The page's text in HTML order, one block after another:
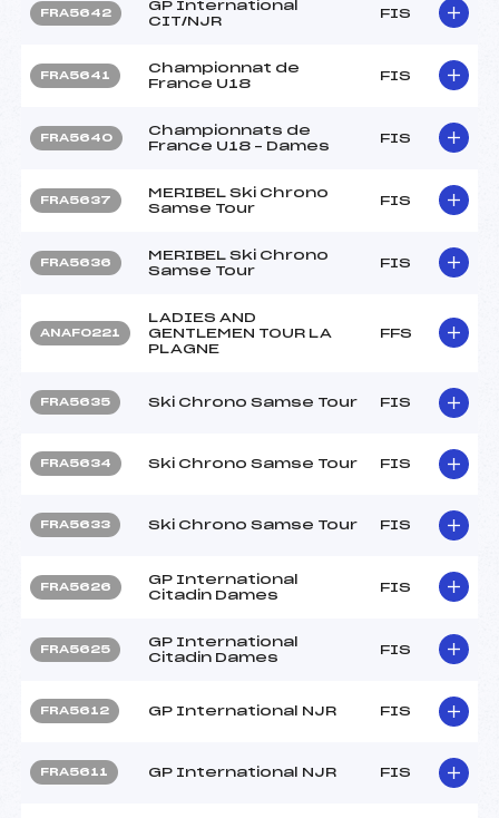
FRA5642
GP International
CIT/NJR
FIS
FRA5641
Championnat de
France U18
FIS
FRA5640
Championnats de
France U18 – Dames
FIS
FRA5637
MERIBEL Ski Chrono
Samse Tour
FIS
FRA5636
MERIBEL Ski Chrono
Samse Tour
FIS
ANAF0221
LADIES AND
GENTLEMEN TOUR LA
PLAGNE
FFS
FRA5635 Ski Chrono Samse Tour FIS
FRA5634 Ski Chrono Samse Tour FIS
FRA5633 Ski Chrono Samse Tour FIS
FRA5626
GP International
Citadin Dames
FIS
FRA5625
GP International
Citadin Dames
FIS
FRA5612 GP International NJR FIS
FRA5611 GP International NJR FIS